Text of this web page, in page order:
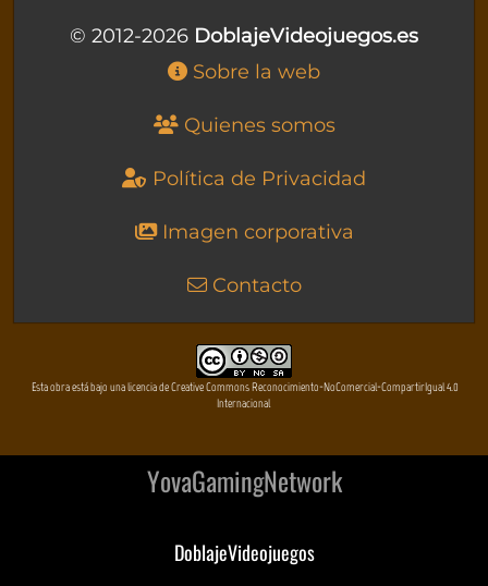
© 2012-2026 DoblajeVideojuegos.es
Sobre la web
Quienes somos
Política de Privacidad
Imagen corporativa
Contacto
Esta obra está bajo una licencia de Creative Commons Reconocimiento-NoComercial-CompartirIgual 4.0
Internacional
YovaGamingNetwork
DoblajeVideojuegos